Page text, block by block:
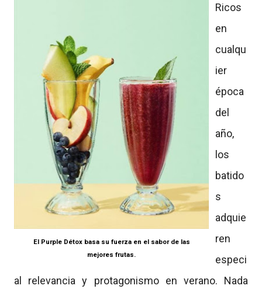
El Purple Détox basa su fuerza en el sabor de las
mejores frutas.
Ricos
en
cualqu
ier
época
del
año,
los
batido
s
adquie
ren
especi
al relevancia y protagonismo en verano. Nada